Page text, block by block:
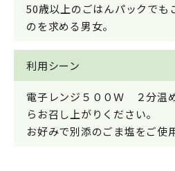
50歳以上のごはんパックでも
のを求める男女。
利用シーン
電子レンジ５００Ｗ ２分温
らお召し上がりください。
お好みで別添のごま塩をご使